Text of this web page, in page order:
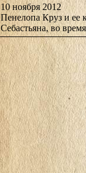
10 ноября 2012
Пенелопа Круз и ее
Себастьяна, во